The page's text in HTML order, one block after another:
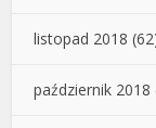
listopad 2018
październik 2018